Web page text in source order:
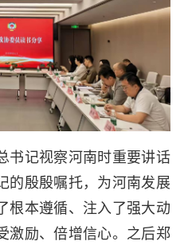
书记视察河南时重要讲话
的殷殷嘱托，为河南发展
根本遵循、注入了强大动
激励、倍增信心。之后郑